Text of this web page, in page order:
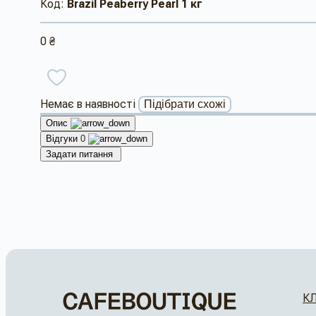
Код: Brazil Peaberry Pearl 1 кг
0 ₴
Немає в наявності Підібрати схожі
Опис
Відгуки 0
Задати питання